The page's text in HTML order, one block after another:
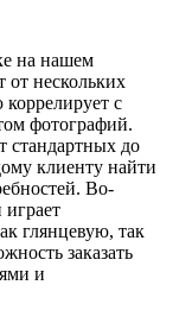
на нашем
от нескольких
с
фотографий.
стандартных до
клиенту найти
Во-
глянцевую, так
заказать
и